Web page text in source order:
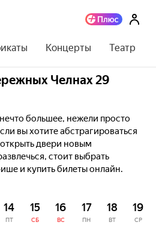
Концерты Театр
Челнах 29
большее, нежели просто
вы хотите абстрагироваться
двери новым
стоит выбрать
и купить билеты онлайн.
14
ПТ
15
СБ
16
ВС
17
ПН
18
ВТ
19
СР